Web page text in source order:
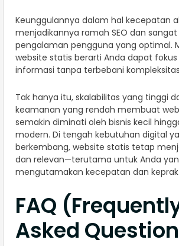
Keunggulannya dalam hal kecepatan
menjadikannya ramah SEO dan
pengalaman pengguna yang optimal.
website statis berarti Anda dapat
informasi tanpa terbebani
Tak hanya itu, skalabilitas yang tinggi
keamanan yang rendah membuat
semakin diminati oleh bisnis kecil
modern. Di tengah kebutuhan digital
berkembang, website statis tetap
dan relevan—terutama untuk Anda
mengutamakan kecepatan dan
FAQ
Asked